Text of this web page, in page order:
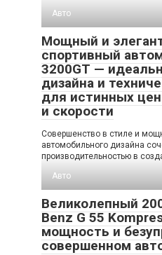
Авто
Мощный и
спортивный
3200GT —
дизайна и
для истинных
и скорости
Совершенство в стиле и
автомобильного дизайна
производительностью в
Авто
Великолепный
Benz G 55
мощность и
совершенном